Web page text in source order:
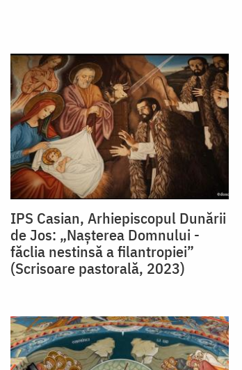
IPS Casian, Arhiepiscopul Dunării
de Jos: „Naşterea Domnului -
făclia nestinsă a filantropiei”
(Scrisoare pastorală, 2023)